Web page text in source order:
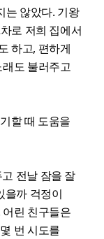
는 않았다. 기왕
로 저희 집에서
하고, 편하게
도 불러주고
할 때 도움을
전날 잠을 잘
을까 걱정이
린 친구들은
번 시도를